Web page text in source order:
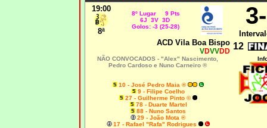
19:00
8ª
8º Lugar 9 Pts
6J 3V 3D
Golos: -3 (25-28)
ACD Vila Boa Bispo
VDVVDD 12
NÃO CONVOCADOS - "Alex" Nascimento,
Pedro Cardoso e Nuno Carneiro ®
10 - José Pedro Maia ®
9 - Filipe Coelho
27 - Guilherme Pinto ©
78 - Duarte Martel
88 - Nuno Santos
29 - João Mota ®
17 - Rafael "Rafa" Rodrigues